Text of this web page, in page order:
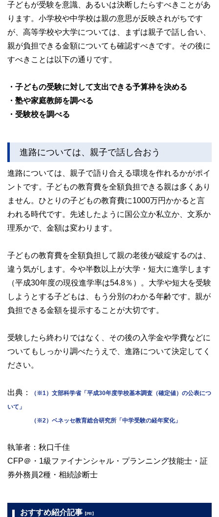
子どもが受験を意識、あるいは決断したらすべきことがあ
ります。小学校や中学校は親の意思が反映されがちです
が、高等学校や大学については、まずは親子で話し合い、
親が負担できる金額についても確認すべきです。その後に
すべきことは以下の通りです。
・子どもの受験に対して支出できる予算枠を決める
・塾や家庭教師を調べる
・受験校を調べる
進路については、親子で話し合おう
進路については、親子で語り合える環境を作れるかがポイ
ントです。子どもの教育費を全額負担できる親は多くあり
ません。ひとりの子どもの教育費に1000万円かかると言
われる時代です。先述したように国公立か私立か、文系か
理系かで、金額は変わります。
子どもの教育費を全額負担して親の老後が破綻するのは、
違う気がします。今や半数以上が大学・短大に進学します
（平成30年度の現役進学率は54.8％）。大学や短大を受験
しようとする子どもは、もう分別のわかる年齢です。親が
負担できる金額を提示することが大切です。
受験したら終わりではなく、その後の入学金や学費などに
ついてもしっかり調べたうえで、進路について決定してく
ださい。
出典： （※1）文部科学省「平成30年度学校基本調査（確定値）の公表につ
いて」
（※2）ベネッセ教育総合研究所「中学受験の経年変化」
執筆者：秋口千佳
CFP＠・1級ファイナンシャル・プランニング技能士・証
券外務員2種・相続診断士
おすすめ紹介記事 【PR】